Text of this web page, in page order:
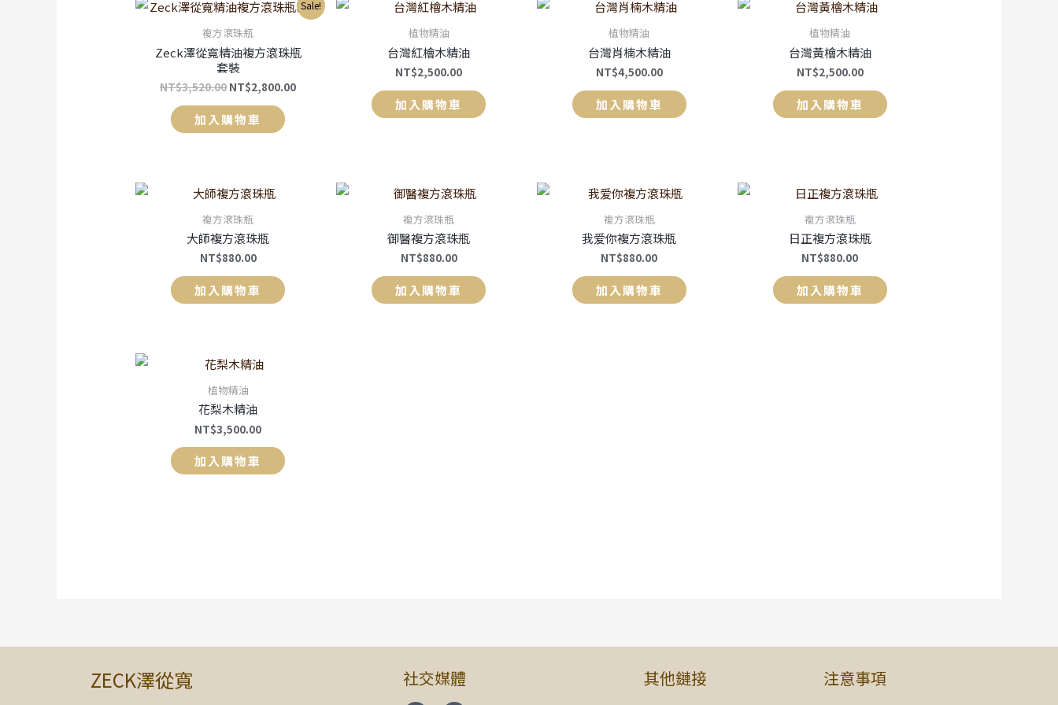
Sale!
複方滾珠瓶
Zeck澤從寬精油複方滾珠瓶
套裝
NT$3,520.00 NT$2,800.00
加入購物車
植物精油
台灣紅檜木精油
NT$2,500.00
加入購物車
植物精油
台灣肖楠木精油
NT$4,500.00
加入購物車
植物精油
台灣黃檜木精油
NT$2,500.00
加入購物車
複方滾珠瓶
大師複方滾珠瓶
NT$880.00
加入購物車
複方滾珠瓶
御醫複方滾珠瓶
NT$880.00
加入購物車
複方滾珠瓶
我爱你複方滾珠瓶
NT$880.00
加入購物車
複方滾珠瓶
日正複方滾珠瓶
NT$880.00
加入購物車
植物精油
花梨木精油
NT$3,500.00
加入購物車
ZECK澤從寬 社交媒體 其他鏈接 注意事項